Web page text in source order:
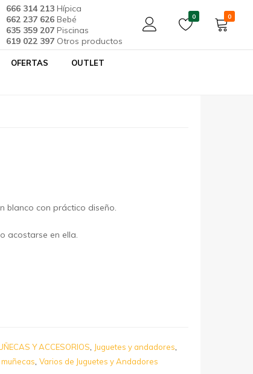
666 314 213 Hípica
662 237 626 Bebé
635 359 207 Piscinas
619 022 397 Otros productos
0 0
OFERTAS
OUTLET
4
blanco con práctico diseño.
acostarse en ella.
Y ACCESORIOS, Juguetes y andadores,
,Varios de Juguetes y Andadores